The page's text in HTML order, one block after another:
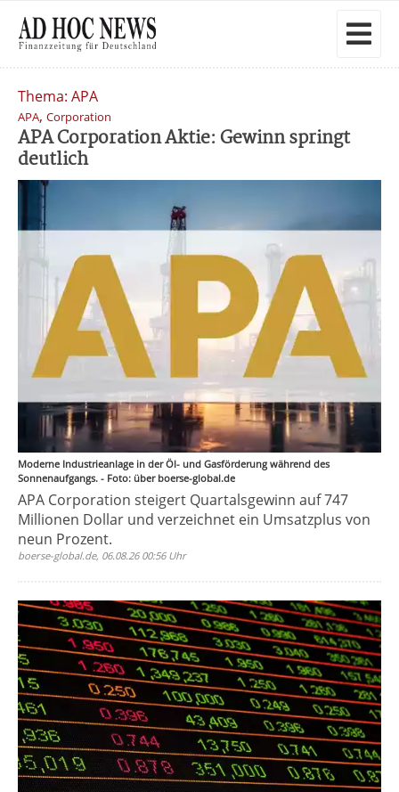
Thema: APA
APA, Corporation
APA Corporation Aktie: Gewinn springt
deutlich
Moderne Industrieanlage in der Öl- und Gasförderung während des
Sonnenaufgangs. - Foto: über boerse-global.de
APA Corporation steigert Quartalsgewinn auf 747
Millionen Dollar und verzeichnet ein Umsatzplus von
neun Prozent.
boerse-global.de, 06.08.26 00:56 Uhr